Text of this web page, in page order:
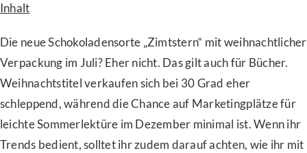
Inhalt
Die neue Schokoladensorte „Zimtstern“ mit weihnachtlicher
Verpackung im Juli? Eher nicht. Das gilt auch für Bücher.
Weihnachtstitel verkaufen sich bei 30 Grad eher
schleppend, während die Chance auf Marketingplätze für
leichte Sommerlektüre im Dezember minimal ist. Wenn ihr
Trends bedient, solltet ihr zudem darauf achten, wie ihr mit